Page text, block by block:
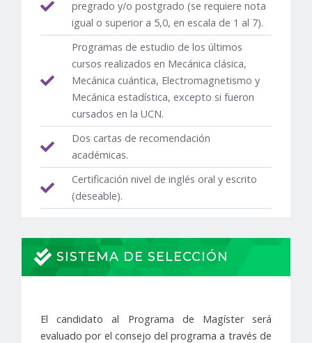
pregrado y/o postgrado (se requiere nota
igual o superior a 5,0, en escala de 1 al 7).
Programas de estudio de los últimos
cursos realizados en Mecánica clásica,
Mecánica cuántica, Electromagnetismo y
Mecánica estadística, excepto si fueron
cursados en la UCN.
Dos cartas de recomendación
académicas.
Certificación nivel de inglés oral y escrito
(deseable).
SISTEMA DE SELECCIÓN
El candidato al Programa de Magíster será
evaluado por el consejo del programa a través de